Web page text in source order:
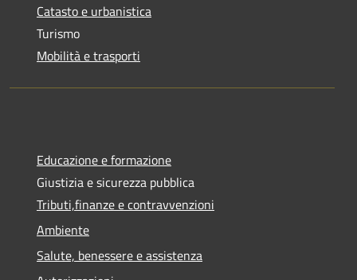
Catasto e urbanistica
Turismo
Mobilità e trasporti
Educazione e formazione
Giustizia e sicurezza pubblica
Tributi,finanze e contravvenzioni
Ambiente
Salute, benessere e assistenza